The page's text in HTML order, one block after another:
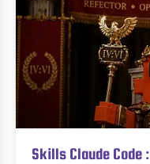
Skills Claude